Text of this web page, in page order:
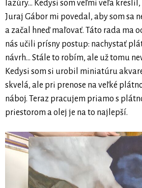
lazúry... Kedysi som veľmi veľa
Juraj Gábor mi povedal, aby som sa
a začal hneď maľovať. Táto rada ma
nás učili prísny postup: nachystať
návrh... Stále to robím, ale už tomu
Kedysi som si urobil miniatúru
skvelá, ale pri prenose na veľké
náboj. Teraz pracujem priamo s
priestorom a olej je na to najlepší.